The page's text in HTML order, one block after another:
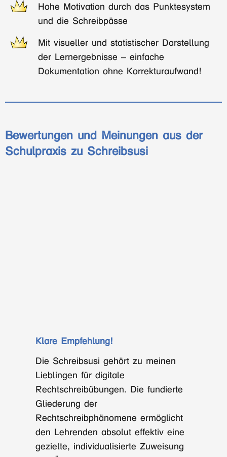
Hohe Motivation durch das Punktesystem
und die Schreibpässe
Mit visueller und statistischer Darstellung
der Lernergebnisse – einfache
Dokumentation ohne Korrekturaufwand!
Bewertungen und Meinungen aus der
Schulpraxis zu Schreibsusi
Klare Empfehlung!
Die Schreibsusi gehört zu meinen
Lieblingen für digitale
Rechtschreibübungen. Die fundierte
Gliederung der
Rechtschreibphänomene ermöglicht
den Lehrenden absolut effektiv eine
gezielte, individualisierte Zuweisung